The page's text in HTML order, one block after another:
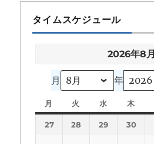
タイムスケジュール
2026年8月
月 年
月
曜
日
火
曜
日
水
曜
日
木
曜
日
27 28 29 30